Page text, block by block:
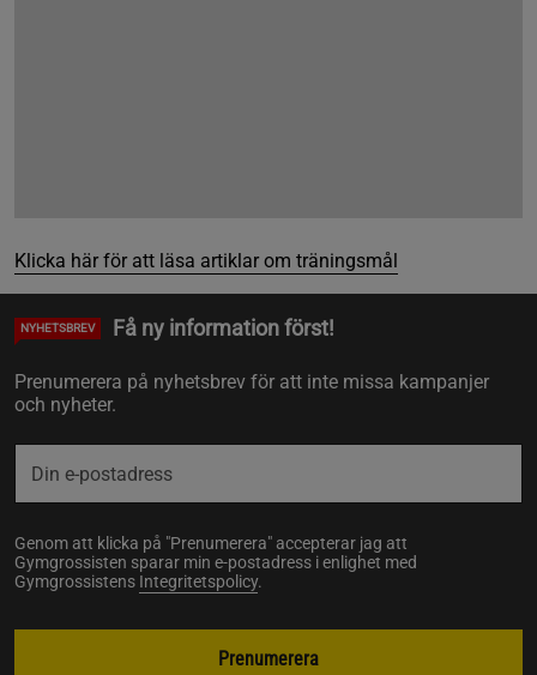
Klicka här för att läsa artiklar om träningsmål
NYHETSBREV Få ny information först!
Prenumerera på nyhetsbrev för att inte missa kampanjer
och nyheter.
Genom att klicka på "Prenumerera" accepterar jag att
Gymgrossisten sparar min e-postadress i enlighet med
Gymgrossistens Integritetspolicy.
Prenumerera